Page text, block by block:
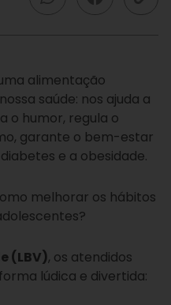
alimentação
saúde: nos ajuda a
o humor, regula o
garante o bem-estar
e a obesidade.
melhorar os hábitos
(LBV), os atendidos
lúdica e divertida: